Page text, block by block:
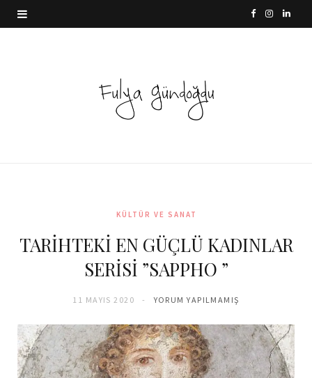
F I L
KÜLTÜR VE SANAT
TARİHTEKİ EN GÜÇLÜ KADINLAR
SERİSİ ”SAPPHO ”
11 MAYIS 2020 YORUM YAPILMAMIŞ